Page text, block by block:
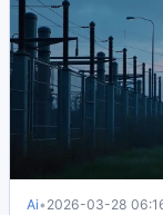
Ai• 2026-03-28